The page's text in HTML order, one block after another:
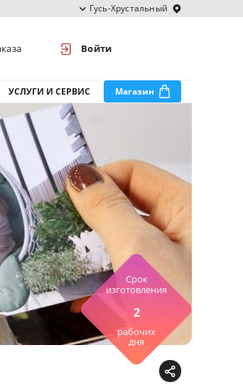
Гусь-Хрустальный
Войти
УСЛУГИ И СЕРВИС Магазин
Срок
изготовления
2
рабочих
дня